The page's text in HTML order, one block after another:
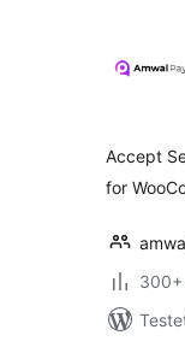
Accept
for
300+